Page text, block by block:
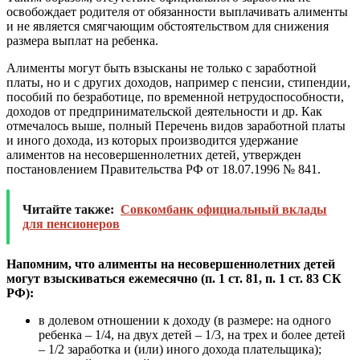
освобождает родителя от обязанности выплачивать алименты
и не является смягчающим обстоятельством для снижения
размера выплат на ребенка.
Алименты могут быть взысканы не только с заработной
платы, но и с других доходов, например с пенсии, стипендии,
пособий по безработице, по временной нетрудоспособности,
доходов от предпринимательской деятельности и др. Как
отмечалось выше, полный Перечень видов заработной платы
и иного дохода, из которых производится удержание
алиментов на несовершеннолетних детей, утвержден
постановлением Правительства РФ от 18.07.1996 № 841.
Читайте также: Совкомбанк официальный вклады
для пенсионеров
Напомним, что алименты на несовершеннолетних детей
могут взыскиваться ежемесячно (п. 1 ст. 81, п. 1 ст. 83 СК
РФ):
в долевом отношении к доходу (в размере: на одного
ребенка – 1/4, на двух детей – 1/3, на трех и более детей
– 1/2 заработка и (или) иного дохода плательщика);